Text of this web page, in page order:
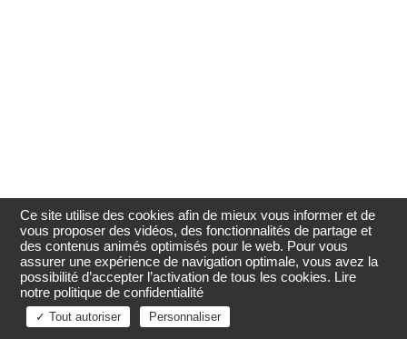
Ce site utilise des cookies afin de mieux vous informer et de
vous proposer des vidéos, des fonctionnalités de partage et
des contenus animés optimisés pour le web. Pour vous
assurer une expérience de navigation optimale, vous avez la
possibilité d’accepter l’activation de tous les cookies. Lire
notre politique de confidentialité
✓ Tout autoriser Personnaliser